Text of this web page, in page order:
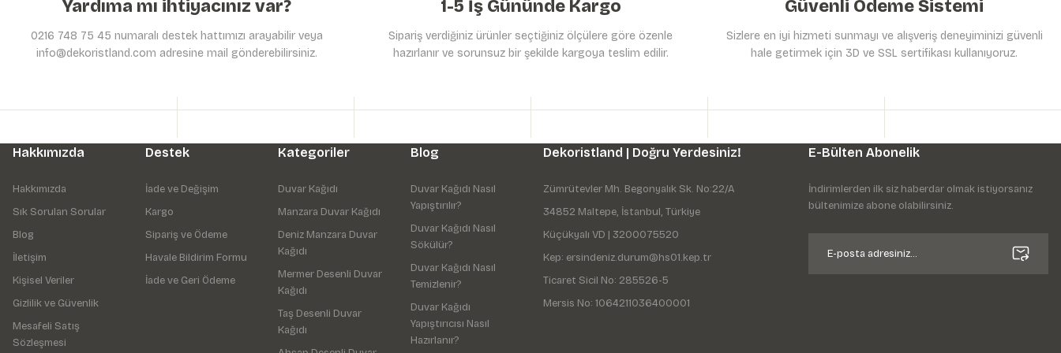
Gönder
Yardıma mı ihtiyacınız var?
0216 748 75 45 numaralı destek hattımızı arayabilir veya
info@dekoristland.com adresine mail gönderebilirsiniz.
1-5 İş Gününde Kargo
Sipariş verdiğiniz ürünler seçtiğiniz ölçülere göre özenle
hazırlanır ve sorunsuz bir şekilde kargoya teslim edilir.
Güvenli Ödeme Sistemi
Sizlere en iyi hizmeti sunmayı ve alışveriş deneyiminizi güvenli
hale getirmek için 3D ve SSL sertifikası kullanıyoruz.
Hakkımızda
Hakkımızda
Sık Sorulan Sorular
Blog
İletişim
Kişisel Veriler
Gizlilik ve Güvenlik
Mesafeli Satış
Sözleşmesi
Destek
İade ve Değişim
Kargo
Sipariş ve Ödeme
Havale Bildirim Formu
İade ve Geri Ödeme
Kategoriler
Duvar Kağıdı
Manzara Duvar Kağıdı
Deniz Manzara Duvar
Kağıdı
Mermer Desenli Duvar
Kağıdı
Taş Desenli Duvar
Kağıdı
Blog
Duvar Kağıdı Nasıl
Yapıştırılır?
Duvar Kağıdı Nasıl
Sökülür?
Duvar Kağıdı Nasıl
Temizlenir?
Duvar Kağıdı
Yapıştırıcısı Nasıl
Hazırlanır?
Dekoristland | Doğru Yerdesiniz!
Zümrütevler Mh. Begonyalık Sk. No:22/A
34852 Maltepe, İstanbul, Türkiye
Küçükyalı VD | 3200075520
Kep: ersindeniz.durum@hs01.kep.tr
Ticaret Sicil No: 285526-5
Mersis No: 1064211036400001
E-Bülten Abonelik
İndirimlerden ilk siz haberdar olmak istiyorsanız
bültenimize abone olabilirsiniz.